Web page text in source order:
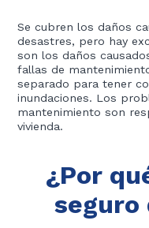
Se cubren los daños
desastres, pero hay
son los daños
fallas de
separado para tener
inundaciones. Los
mantenimiento son
vivienda.
¿Por
seguro